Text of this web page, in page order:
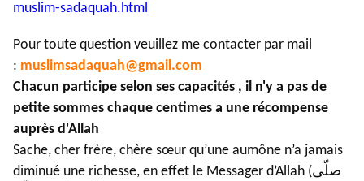
muslim-sadaquah.html
Pour toute question veuillez me contacter par mail
: muslimsadaquah@gmail.com
Chacun participe selon ses capacités , il n'y a pas de
petite sommes chaque centimes a une récompense
auprès d'Allah
Sache, cher frère, chère sœur qu’une aumône n’a jamais
diminué une richesse, en effet le Messager d’Allah (صلّى